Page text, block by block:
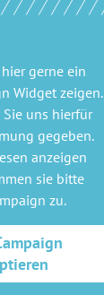
gerneein
Widgetzeigen.
Sie uns hierfür
gegeben.
anzeigen
sie bitte
zu.